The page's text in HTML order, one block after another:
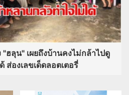
ฮลุน" เผยถึงบ้านคงไม่กล้าไปดู
ส่องเลขเด็ดลอตเตอรี่